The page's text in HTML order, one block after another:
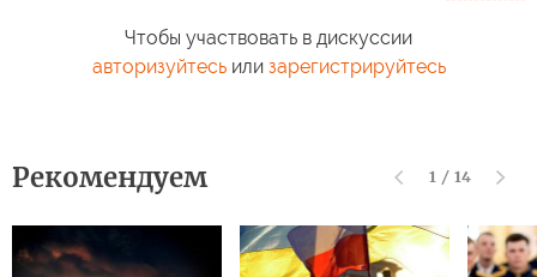
Чтобы участвовать в дискуссии
авторизуйтесьили зарегистрируйтесь
Рекомендуем 1 / 14